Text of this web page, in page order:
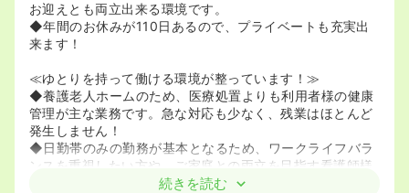
お迎えとも両立出来る環境です。
◆年間のお休みが110日あるので、プライベートも充実出
来ます！
≪ゆとりを持って働ける環境が整っています！≫
◆養護老人ホームのため、医療処置よりも利用者様の健康
管理が主な業務です。急な対応も少なく、残業はほとんど
発生しません！
◆日勤帯のみの勤務が基本となるため、ワークライフバラ
ンスを重視したい方や、ご家庭との両立を目指す看護師様
におすすめの環境です。続きを読む